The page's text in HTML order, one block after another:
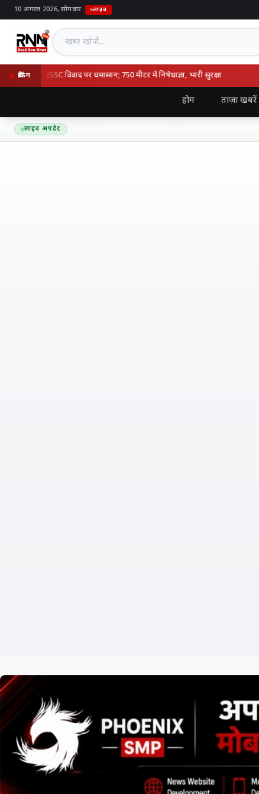
10 अगस्त 2026, सोमवार लाइव
ब्रेकिंग
JPSC-JSSC विवाद पर घमासान; 750 मीटर में निषेधाज्ञा, भारी सुरक्षा
होम ताज़ा खबरें
लाइव अपडेट
विधानसभा मार्च आज, JPSC-JSSC विवाद पर घमासान; 750 मीटर में निषेधाज्ञा, भारी सुरक्षा